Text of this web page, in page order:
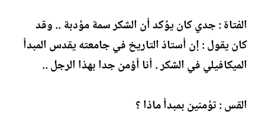
الفتاة : جدي كان يؤكد أن الشكر سمة مؤدبة .. وقد
كان يقول : إن أستاذ التاريخ في جامعته يقدس المبدأ
الميكافيلي في الشكر . أنا أؤمن جدا بهذا الرجل ..
القس : تؤمنين بمبدأ ماذا ؟